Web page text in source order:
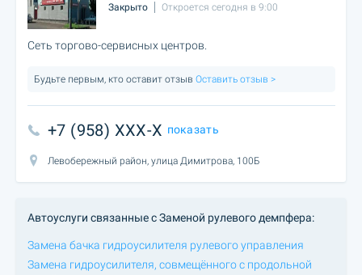
Закрыто
Откроется сегодня в 9:00
Сеть торгово-сервисных центров.
Будьте первым, кто оставит отзыв Оставить отзыв >
+7 (958) XXX-X показать
Левобережный район, улица Димитрова, 100Б
Автоуслуги связанные с Заменой рулевого демпфера:
Замена бачка гидроусилителя рулевого управления
Замена гидроусилителя, совмещённого с продольной